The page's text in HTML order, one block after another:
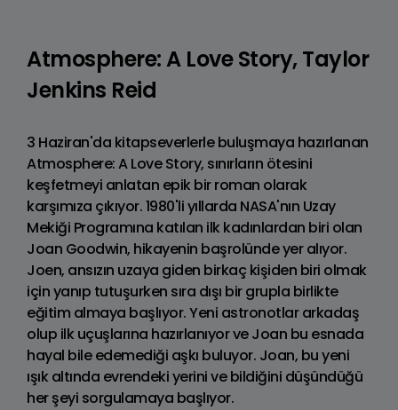
Atmosphere: A Love Story, Taylor
Jenkins Reid
3 Haziran'da kitapseverlerle buluşmaya hazırlanan
Atmosphere: A Love Story, sınırların ötesini
keşfetmeyi anlatan epik bir roman olarak
karşımıza çıkıyor. 1980'li yıllarda NASA'nın Uzay
Mekiği Programına katılan ilk kadınlardan biri olan
Joan Goodwin, hikayenin başrolünde yer alıyor.
Joen, ansızın uzaya giden birkaç kişiden biri olmak
için yanıp tutuşurken sıra dışı bir grupla birlikte
eğitim almaya başlıyor. Yeni astronotlar arkadaş
olup ilk uçuşlarına hazırlanıyor ve Joan bu esnada
hayal bile edemediği aşkı buluyor. Joan, bu yeni
ışık altında evrendeki yerini ve bildiğini düşündüğü
her şeyi sorgulamaya başlıyor.